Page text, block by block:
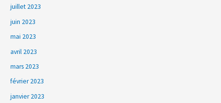
juillet 2023
juin 2023
mai 2023
avril 2023
mars 2023
février 2023
janvier 2023